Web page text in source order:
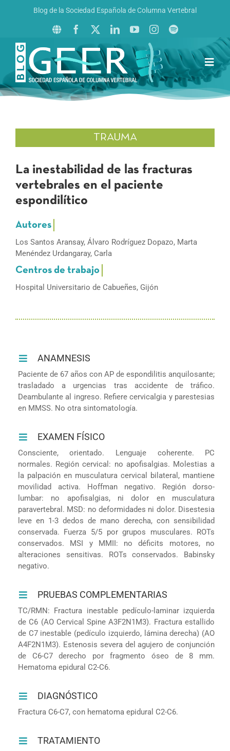
Blog de la Sociedad Española de Columna Vertebral
Inicio
Revista La Columna al Día
TRAUMA
La inestabilidad de las fracturas
vertebrales en el paciente
espondilítico
Los Santos Aransay, Álvaro Rodríguez Dopazo, Marta
Menéndez Urdangaray, Carla
Hospital Universitario de Cabueñes, Gijón
ANAMNESIS
Paciente de 67 años con AP de espondilitis anquilosante;
trasladado a urgencias tras accidente de tráfico.
Deambulante al ingreso. Refiere cervicalgia y parestesias
en MMSS. No otra sintomatología.
EXAMEN FÍSICO
Consciente, orientado. Lenguaje coherente. PC
normales. Región cervical: no apofisalgias. Molestias a
la palpación en musculatura cervical bilateral, mantiene
movilidad activa. Hoffman negativo. Región dorso-
lumbar: no apofisalgias, ni dolor en musculatura
paravertebral. MSD: no deformidades ni dolor. Disestesia
leve en 1-3 dedos de mano derecha, con sensibilidad
conservada. Fuerza 5/5 por grupos musculares. ROTs
conservados. MSI y MMII: no déficits motores, no
alteraciones sensitivas. ROTs conservados. Babinsky
negativo.
PRUEBAS COMPLEMENTARIAS
TC/RMN: Fractura inestable pedículo-laminar izquierda
de C6 (AO Cervical Spine A3F2N1M3). Fractura estallido
de C7 inestable (pedículo izquierdo, lámina derecha) (AO
A4F2N1M3). Estenosis severa del agujero de conjunción
de C6-C7 derecho por fragmento óseo de 8 mm.
Hematoma epidural C2-C6.
DIAGNÓSTICO
Fractura C6-C7, con hematoma epidural C2-C6.
TRATAMIENTO